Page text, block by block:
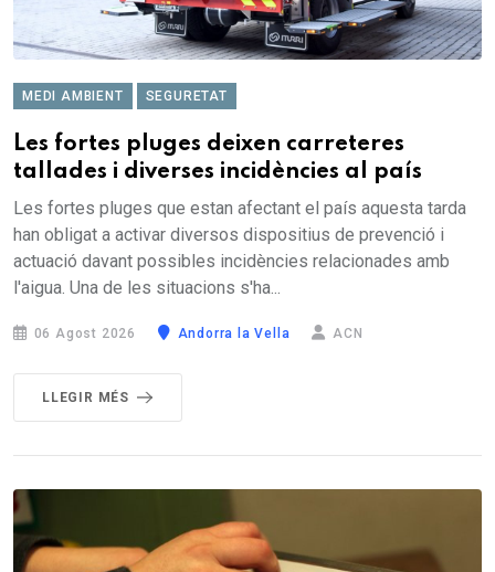
MEDI AMBIENT SEGURETAT
Les fortes pluges deixen carreteres
tallades i diverses incidències al país
Les fortes pluges que estan afectant el país aquesta tarda
han obligat a activar diversos dispositius de prevenció i
actuació davant possibles incidències relacionades amb
l'aigua. Una de les situacions s'ha...
06 Agost 2026 Andorra la Vella ACN
LLEGIR MÉS